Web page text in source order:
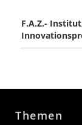
F.A.Z.-
Themen